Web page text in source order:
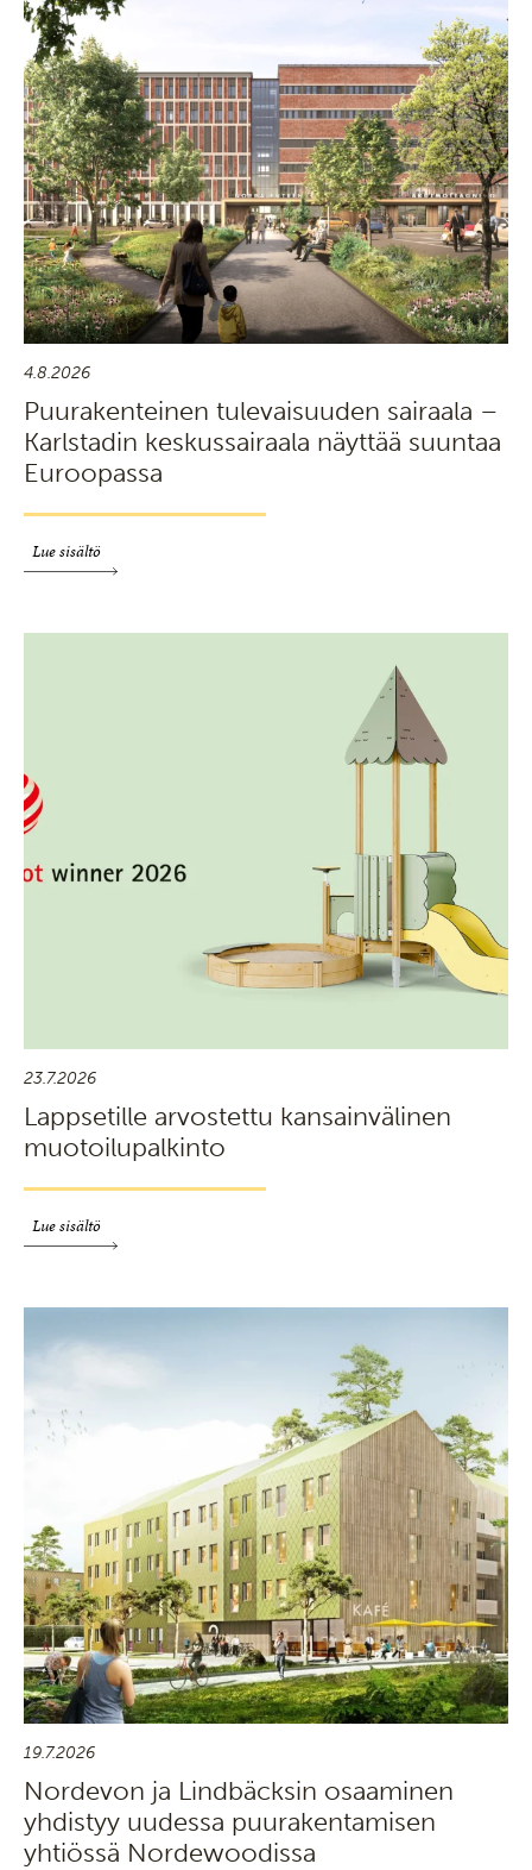
4.8.2026
Puurakenteinen tulevaisuuden sairaala –
Karlstadin keskussairaala näyttää suuntaa
Euroopassa
Lue sisältö
23.7.2026
Lappsetille arvostettu kansainvälinen
muotoilupalkinto
Lue sisältö
19.7.2026
Nordevon ja Lindbäcksin osaaminen
yhdistyy uudessa puurakentamisen
yhtiössä Nordewoodissa